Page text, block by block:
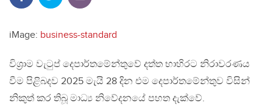
iMage: business-standard
විශ්‍රාම වැටුප් දෙපාර්තමේන්තුවේ දත්ත භාහිරට නිරාවරණය
වීම පිළිබදව 2025 මැයි 28 දින එම දෙපාර්තමේන්තුව විසින්
නිකුත් කර තිබූ මාධ්‍ය නිවේදනයේ පහත දැක්වේ.